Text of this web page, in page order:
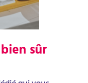
sûr